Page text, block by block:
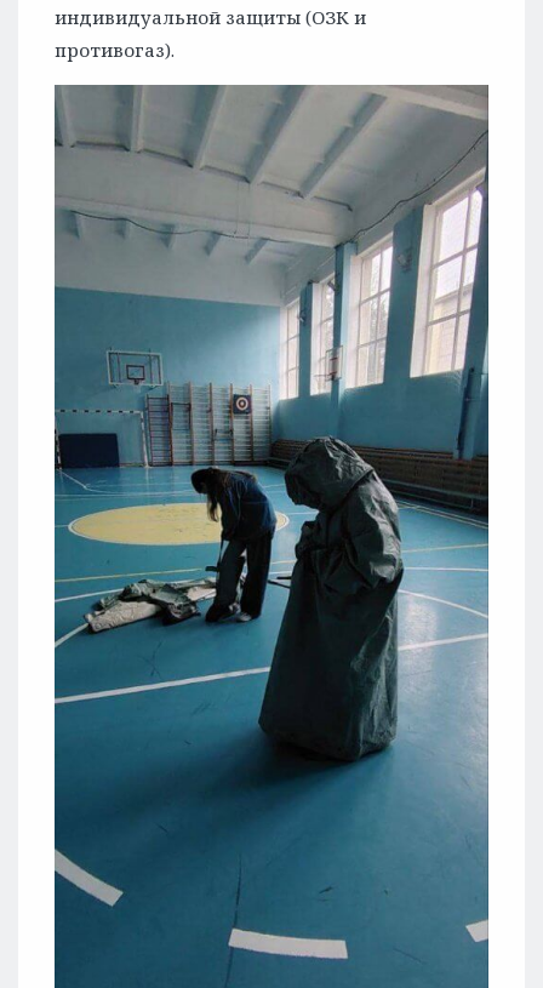
индивидуальной защиты (ОЗК и
противогаз).